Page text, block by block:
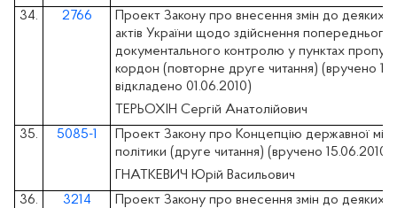
34.
2766
Проект Закону про внесення змін до деяких
актів України щодо здійснення попереднього
документального контролю у пунктах
кордон (повторне друге читання) (вручено
відкладено 01.06.2010)
ТЕРЬОХІН Сергій Анатолійович
35.
5085-1
Проект Закону про Концепцію державної
політики (друге читання) (вручено 15.06.2010)
ГНАТКЕВИЧ Юрій Васильович
36.
3214
Проект Закону про внесення змін до деяких